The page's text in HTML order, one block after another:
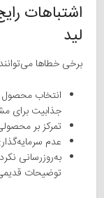
اشتباهات
لید
برخی خطاها
انتخاب محصول
جذابیت برای
تمرکز بر
عدم
به‌روزرسانی
توضیحات